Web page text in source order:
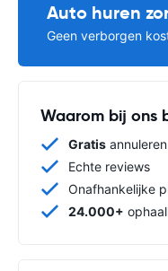
Auto huren
Geen verborgen
Waarom bij ons
Gratis
Echte reviews
Onafhankelijke
24.000+